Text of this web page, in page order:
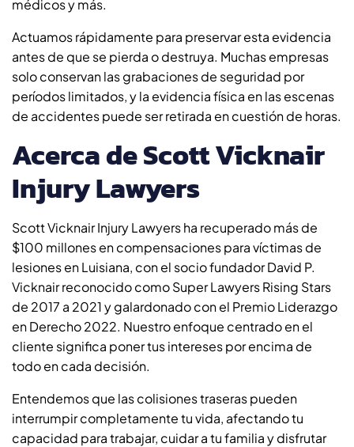
médicos y más.
Actuamos rápidamente para preservar esta evidencia
antes de que se pierda o destruya. Muchas empresas
solo conservan las grabaciones de seguridad por
períodos limitados, y la evidencia física en las escenas
de accidentes puede ser retirada en cuestión de horas.
Acerca de Scott Vicknair
Injury Lawyers
Scott Vicknair Injury Lawyers ha recuperado más de
$100 millones en compensaciones para víctimas de
lesiones en Luisiana, con el socio fundador David P.
Vicknair reconocido como Super Lawyers Rising Stars
de 2017 a 2021 y galardonado con el Premio Liderazgo
en Derecho 2022. Nuestro enfoque centrado en el
cliente significa poner tus intereses por encima de
todo en cada decisión.
Entendemos que las colisiones traseras pueden
interrumpir completamente tu vida, afectando tu
capacidad para trabajar, cuidar a tu familia y disfrutar